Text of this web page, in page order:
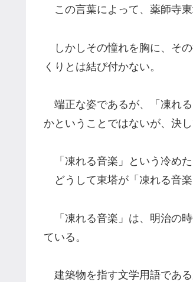
この言葉によって、薬師寺東
しかしその憧れを胸に、そ
くりとは結び付かない。
端正な姿であるが、「凍れ
かということではないが、決
「凍れる音楽」という冷めた
どうして東塔が「凍れる音楽
「凍れる音楽」は、明治の
ている。
建築物を指す文学用語である